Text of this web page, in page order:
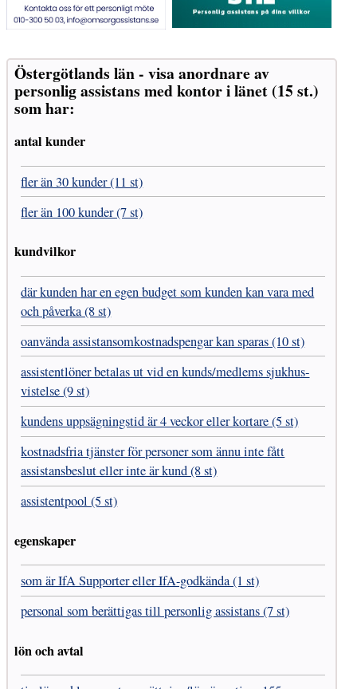
Östergötlands län - visa anordnare av
personlig assistans med kontor i länet (15 st.)
som har:
antal kunder
fler än 30 kunder (11 st)
fler än 100 kunder (7 st)
kundvilkor
där kunden har en egen budget som kunden kan vara med
och påverka (8 st)
oanvända assistans­omkostnads­pengar kan sparas (10 st)
assistent­löner betalas ut vid en kunds/medlems sjukhus­
vistelse (9 st)
kundens uppsägnings­tid är 4 veckor eller kortare (5 st)
kostnads­fria tjänster för personer som ännu inte fått
assistans­beslut eller inte är kund (8 st)
assistentpool (5 st)
egenskaper
som är IfA Supporter eller IfA-godkända (1 st)
personal som berättigas till personlig assistans (7 st)
lön och avtal